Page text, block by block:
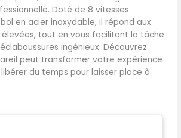
Doté de 8 vitesses
en acier inoxydable, il répond aux
élevées, tout en vous facilitant la tâche
ingénieux. Découvrez
peut transformer votre expérience
du temps pour laisser place à